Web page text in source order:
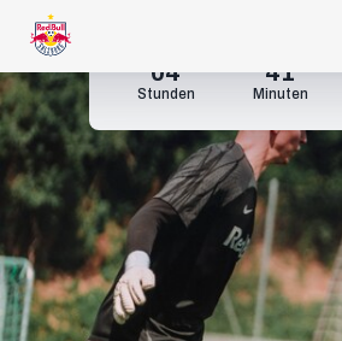
04
Stunden
41
Minuten